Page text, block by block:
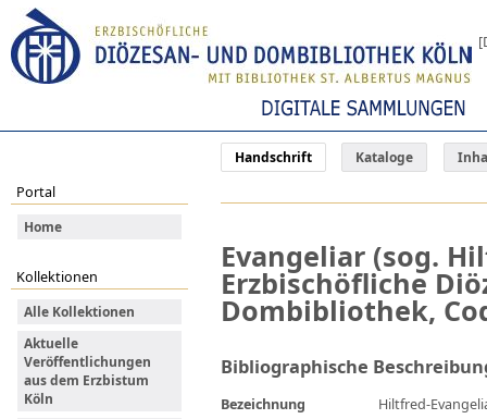
Handschrift Kataloge
Portal
Home
Kollektionen
Alle Kollektionen
Aktuelle
Veröffentlichungen
aus dem Erzbistum
Köln
Evangeliar (sog.
Erzbischöfliche
Dombibliothek,
Bibliographische
Bezeichnung
Hiltfred-